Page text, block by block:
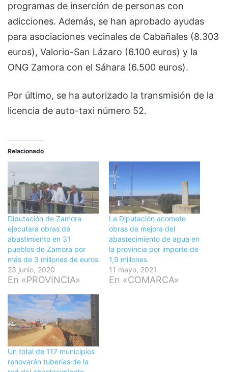
programas de inserción de personas con
adicciones. Además, se han aprobado ayudas
para asociaciones vecinales de Cabañales (8.303
euros), Valorio-San Lázaro (6.100 euros) y la
ONG Zamora con el Sáhara (6.500 euros).
Por último, se ha autorizado la transmisión de la
licencia de auto-taxi número 52.
Relacionado
Diputación de Zamora
ejecutará obras de
abastimiento en 31
pueblos de Zamora por
más de 3 millones de euros
23 junio, 2020
En «PROVINCIA»
La Diputación acomete
obras de mejora del
abastecimiento de agua en
la provincia por importe de
1,9 millones
11 mayo, 2021
En «COMARCA»
Un total de 117 municipios
renovarán tuberías de la